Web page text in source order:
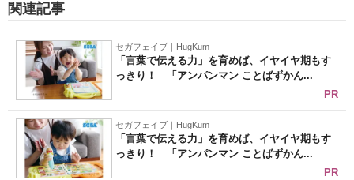
関連記事
セガフェイブ｜HugKum
「言葉で伝える力」を育めば、イヤイヤ期もす
っきり！ 「アンパンマン ことばずかん...
PR
セガフェイブ｜HugKum
「言葉で伝える力」を育めば、イヤイヤ期もす
っきり！ 「アンパンマン ことばずかん...
PR